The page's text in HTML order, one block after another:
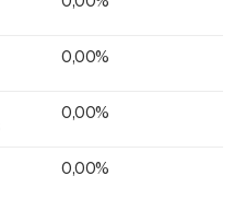
0,00%
0,00%
0,00%